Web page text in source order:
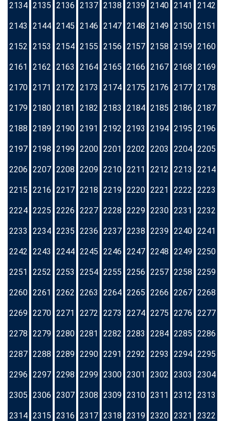
2134 2135 2136 2137 2138 2139 2140 2141 2142
2143 2144 2145 2146 2147 2148 2149 2150 2151
2152 2153 2154 2155 2156 2157 2158 2159 2160
2161 2162 2163 2164 2165 2166 2167 2168 2169
2170 2171 2172 2173 2174 2175 2176 2177 2178
2179 2180 2181 2182 2183 2184 2185 2186 2187
2188 2189 2190 2191 2192 2193 2194 2195 2196
2197 2198 2199 2200 2201 2202 2203 2204 2205
2206 2207 2208 2209 2210 2211 2212 2213 2214
2215 2216 2217 2218 2219 2220 2221 2222 2223
2224 2225 2226 2227 2228 2229 2230 2231 2232
2233 2234 2235 2236 2237 2238 2239 2240 2241
2242 2243 2244 2245 2246 2247 2248 2249 2250
2251 2252 2253 2254 2255 2256 2257 2258 2259
2260 2261 2262 2263 2264 2265 2266 2267 2268
2269 2270 2271 2272 2273 2274 2275 2276 2277
2278 2279 2280 2281 2282 2283 2284 2285 2286
2287 2288 2289 2290 2291 2292 2293 2294 2295
2296 2297 2298 2299 2300 2301 2302 2303 2304
2305 2306 2307 2308 2309 2310 2311 2312 2313
2314 2315 2316 2317 2318 2319 2320 2321 2322